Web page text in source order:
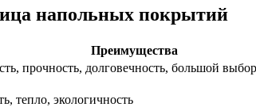
напольных покрытий
Преимущества
прочность, долговечность, большой
тепло, экологичность